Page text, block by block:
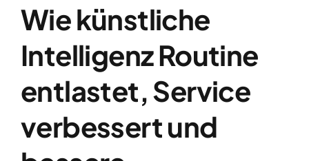
Wie künstliche
Intelligenz Routine
entlastet, Service
verbessert und